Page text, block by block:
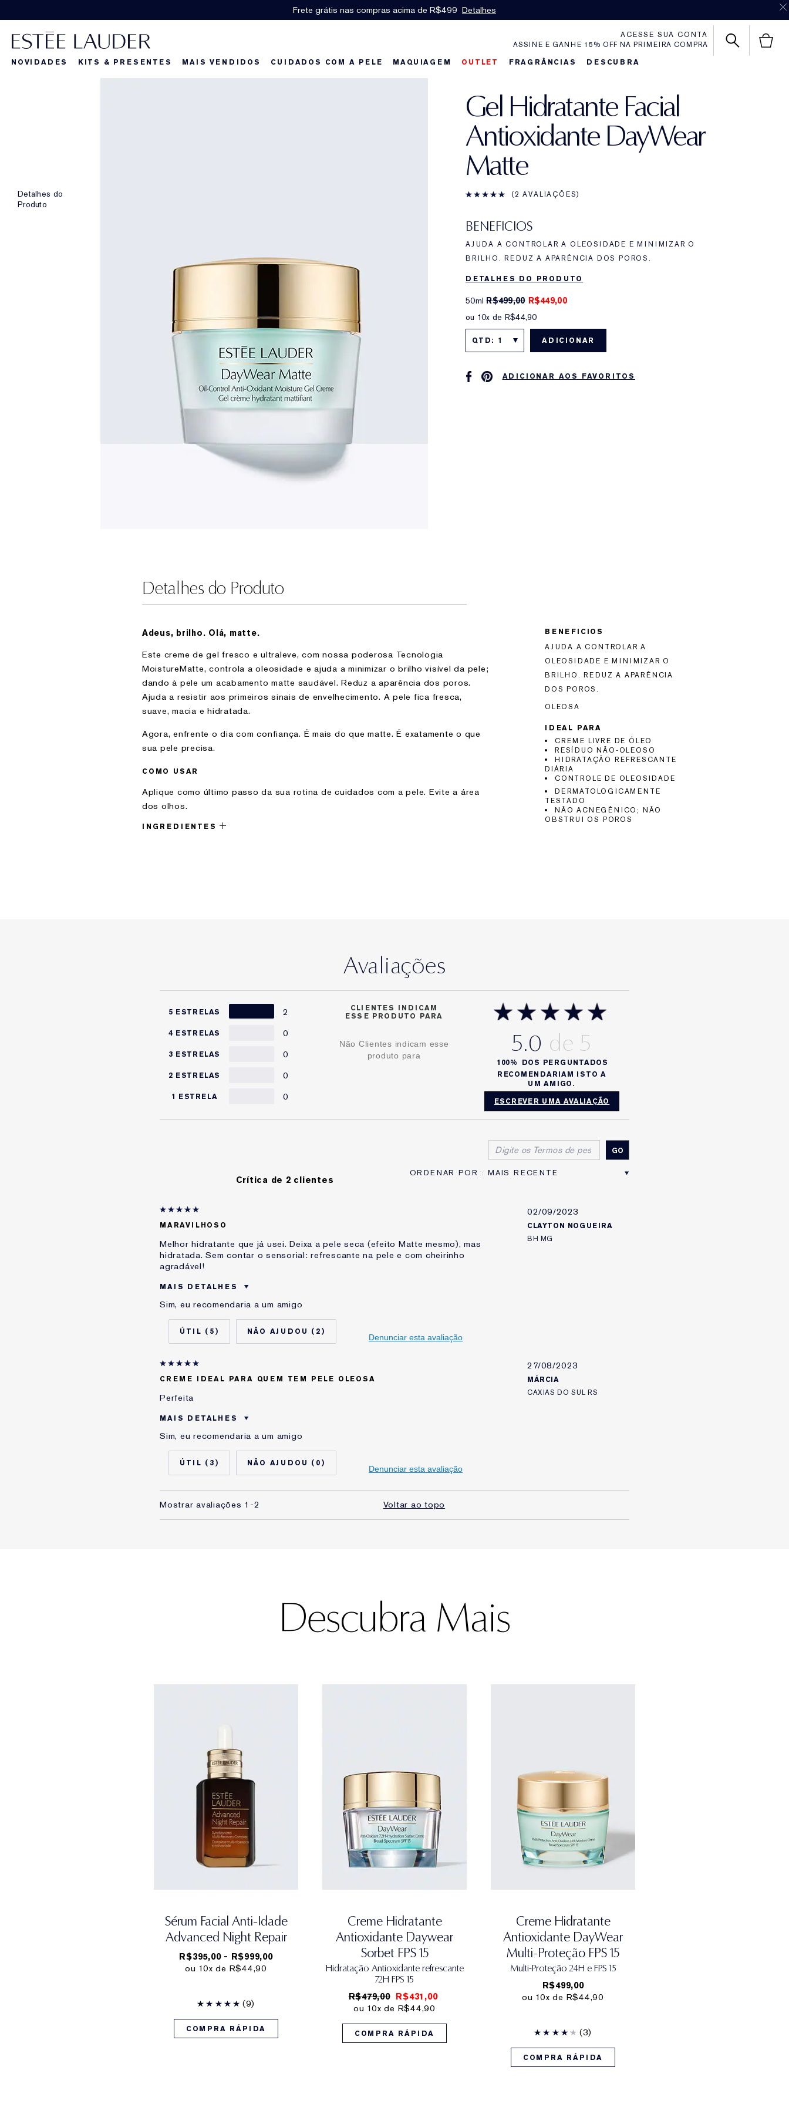
Frete grátis nas compras acima de R$499 Detalhes
ASSINE E GANHE 15% OFF NA PRIMEIRA COMPRA
ACESSE SUA CONTA
NOVIDADES KITS & PRESENTES MAIS VENDIDOS CUIDADOS COM A PELE MAQUIAGEM OUTLET FRAGRÂNCIAS DESCUBRA
Detalhes do
Produto
Gel Hidratante Facial
Antioxidante DayWear
Matte
2 AVALIAÇÕES
BENEFICIOS
AJUDA A CONTROLAR A OLEOSIDADE E MINIMIZAR O
BRILHO. REDUZ A APARÊNCIA DOS POROS.
DETALHES DO PRODUTO
50mlR$499,00 R$449,00
ou 10x de R$44,90
QTD: 1 ADICIONAR
ADICIONAR AOS FAVORITOS
Detalhes do Produto
Adeus, brilho. Olá, matte.
Este creme de gel fresco e ultraleve, com nossa poderosa Tecnologia
MoistureMatte, controla a oleosidade e ajuda a minimizar o brilho visível da pele;
dando à pele um acabamento matte saudável. Reduz a aparência dos poros.
Ajuda a resistir aos primeiros sinais de envelhecimento. A pele fica fresca,
suave, macia e hidratada.
Agora, enfrente o dia com confiança. É mais do que matte. É exatamente o que
sua pele precisa.
COMO USAR
Aplique como último passo da sua rotina de cuidados com a pele. Evite a área
dos olhos.
INGREDIENTES
BENEFICIOS
AJUDA A CONTROLAR A
OLEOSIDADE E MINIMIZAR O
BRILHO. REDUZ A APARÊNCIA
DOS POROS.
OLEOSA
IDEAL PARA
CREME LIVRE DE ÓLEO
RESÍDUO NÃO-OLEOSO
HIDRATAÇÃO REFRESCANTE
DIÁRIA
CONTROLE DE OLEOSIDADE
DERMATOLOGICAMENTE
TESTADO
NÃO ACNEGÊNICO; NÃO
OBSTRUI OS POROS
Avaliações
5 ESTRELAS 2
4 ESTRELAS 0
3 ESTRELAS 0
2 ESTRELAS 0
1 ESTRELA 0
CLIENTES INDICAM
ESSE PRODUTO PARA
Não Clientes indicam esse
produto para
5.0
ESCREVER UMA AVALIAÇÃO
100%
DOS PERGUNTADOS
RECOMENDARIAM ISTO A
UM AMIGO.
Crítica de 2 clientes
MARAVILHOSO
02/09/2023
CLAYTON NOGUEIRA
BH MG
Melhor hidratante que já usei. Deixa a pele seca (efeito Matte mesmo), mas
hidratada. Sem contar o sensorial: refrescante na pele e com cheirinho
agradável!
MAIS DETALHES
Idade
Tipo de Pele
Preocupação com a Pele
Outros
Sim, eu recomendaria a um amigo
5 2
Denunciar esta avaliação
CREME IDEAL PARA QUEM TEM PELE OLEOSA
27/08/2023
MÁRCIA
CAXIAS DO SUL RS
Perfeita
MAIS DETALHES
Idade
Tipo de Pele
Preocupação com a Pele
Anti Rugas
Sim, eu recomendaria a um amigo
3 0
Denunciar esta avaliação
Mostrar avaliações 1-2 Voltar ao topo
Descubra Mais
Sérum Facial Anti-Idade
Advanced Night Repair
R$395,00 - R$999,00
ou 10x de R$44,90
(9)
COMPRA RÁPIDA
Creme Hidratante
Antioxidante Daywear
Sorbet FPS 15
Hidratação Antioxidante refrescante
72H FPS 15
R$479,00 R$431,00
ou 10x de R$44,90
COMPRA RÁPIDA
Creme Hidratante
Antioxidante DayWear
Multi-Proteção FPS 15
Multi-Proteção 24H e FPS 15
R$499,00
ou 10x de R$44,90
(3)
COMPRA RÁPIDA